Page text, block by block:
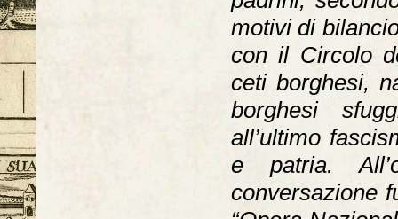
motivi di
con il Circolo
ceti borghesi,
borghesi
all’ultimo
e patria.
conversazione